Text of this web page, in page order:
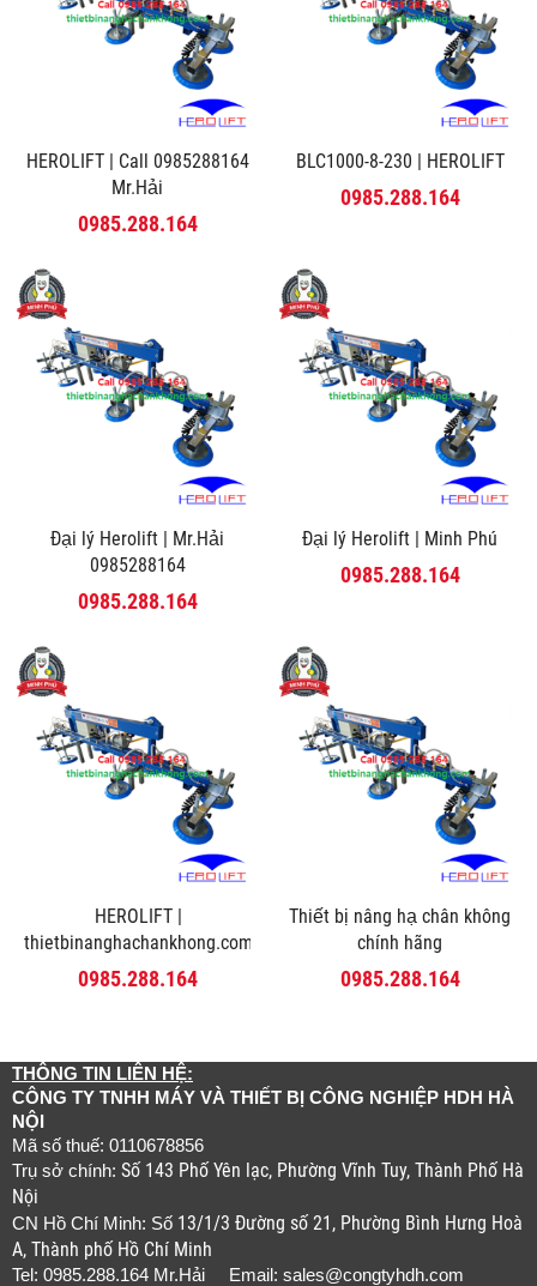
HEROLIFT | Call 0985288164
Mr.Hải
0985.288.164
BLC1000-8-230 | HEROLIFT
0985.288.164
Đại lý Herolift | Mr.Hải
0985288164
0985.288.164
Đại lý Herolift | Minh Phú
0985.288.164
HEROLIFT |
thietbinanghachankhong.com
0985.288.164
Thiết bị nâng hạ chân không
chính hãng
0985.288.164
THÔNG TIN LIÊN HỆ:
CÔNG TY TNHH MÁY VÀ THIẾT BỊ CÔNG NGHIỆP HDH HÀ
NỘI
Mã số thuế: 0110678856
Trụ sở chính: Số 143 Phố Yên lạc, Phường Vĩnh Tuy, Thành Phố Hà
Nội
CN Hồ Chí Minh: Số 13/1/3 Đường số 21, Phường Bình Hưng Hoà
A, Thành phố Hồ Chí Minh
Tel: 0985.288.164 Mr.Hải Email: sales@congtyhdh.com